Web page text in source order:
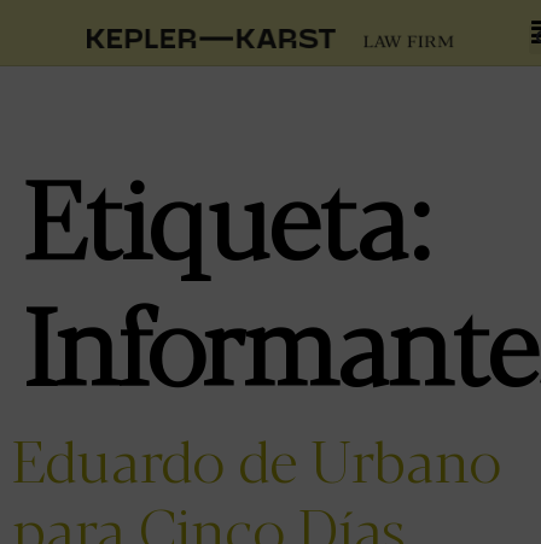
Etiqueta:
Eduardo de Urbano
para Cinco Días